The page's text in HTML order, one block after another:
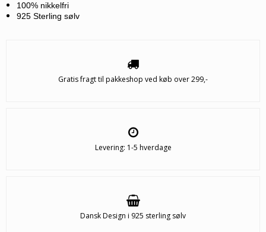
100% nikkelfri
925 Sterling sølv
Gratis fragt til pakkeshop ved køb over 299,-
Levering: 1-5 hverdage
Dansk Design i 925 sterling sølv